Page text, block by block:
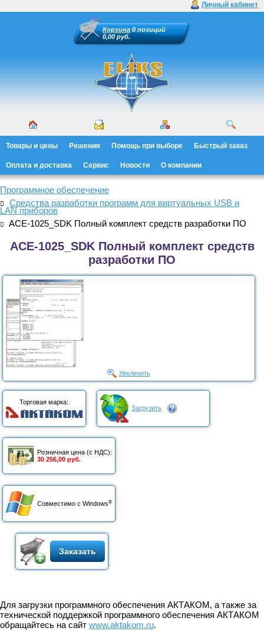
Личный кабинет
Корзина 0 позиций
0,00 руб.
Товары и цены Решения Помощь при выборе Быстрый заказ
Оплата и доставка Сервис Новости О компании
Программное обеспечение
Средства разработки программ для виртуальных USB и
LAN приборов
ACE-1025_SDK Полный комплект средств разработки ПО
ACE-1025_SDK Полный комплект средств
разработки ПО
Увеличить
Торговая марка:
Загрузить
Розничная цена (с НДС):
30 256,00 руб.
Совместимо с Windows®
Заказать
Для загрузки программного обеспечения АКТАКОМ, а также за
технической поддержкой программного обеспечения АКТАКОМ
обращайтесь на сайт www.aktakom.ru.